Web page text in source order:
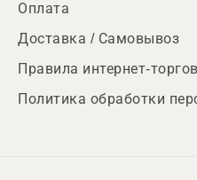
Оплата
Доставка / Самовывоз
Правила интернет-
Политика обработки